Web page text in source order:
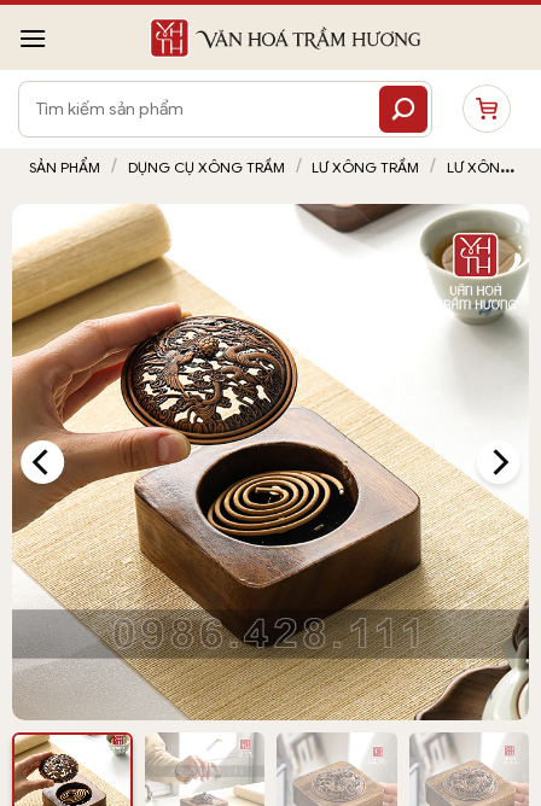
qua
nội
dung
Tìm
SẢN PHẨM / DỤNG CỤ XÔNG TRẦM / LƯ XÔNG TRẦM /
LƯ XÔNG